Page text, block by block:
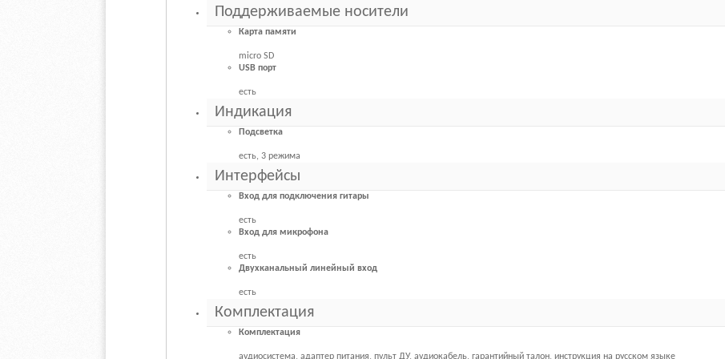
Поддерживаемые носители
Карта памяти
micro SD
USB порт
есть
Индикация
Подсветка
есть, 3 режима
Интерфейсы
Вход для подключения гитары
есть
Вход для микрофона
есть
Двухканальный линейный вход
есть
Комплектация
Комплектация
аудиосистема, адаптер питания, пульт ДУ, аудиокабель, гарантийный талон, инструкция на русском языке